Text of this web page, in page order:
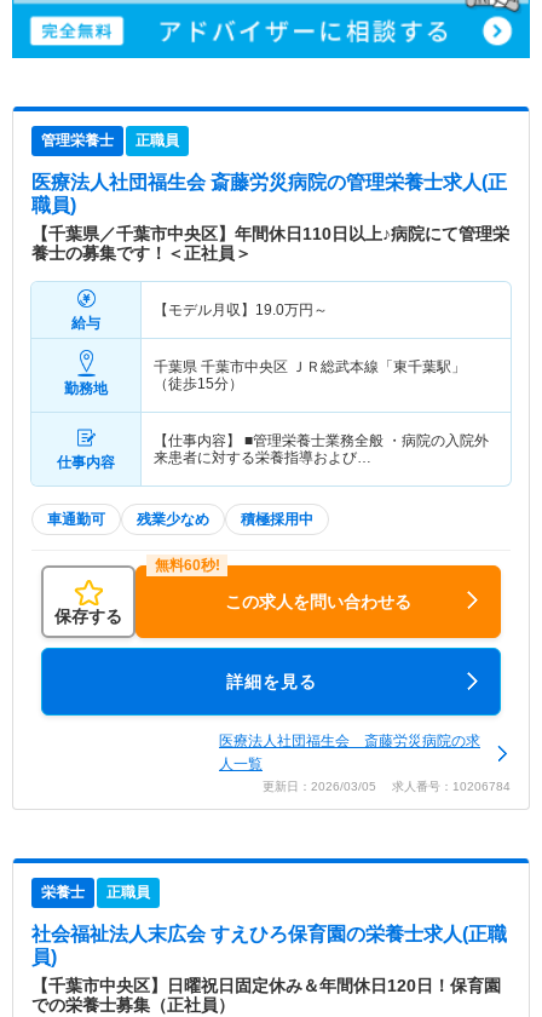
管理栄養士 正職員
医療法人社団福生会 斎藤労災病院の管理栄養士求人(正
職員)
【千葉県／千葉市中央区】年間休日110日以上♪病院にて管理栄
養士の募集です！＜正社員＞
給与
【モデル月収】 19.0万円～
勤務地
千葉県 千葉市中央区 ＪＲ総武本線「東千葉駅」
（徒歩15分）
仕事内容
【仕事内容】 ■管理栄養士業務全般 ・病院の入院外
来患者に対する栄養指導および…
車通勤可 残業少なめ 積極採用中
保存する
この求人を問い合わせる
詳細を見る
医療法人社団福生会 斎藤労災病院の求
人一覧
更新日：2026/03/05 求人番号：10206784
栄養士 正職員
社会福祉法人末広会 すえひろ保育園の栄養士求人(正職
員)
【千葉市中央区】日曜祝日固定休み＆年間休日120日！保育園
での栄養士募集（正社員）